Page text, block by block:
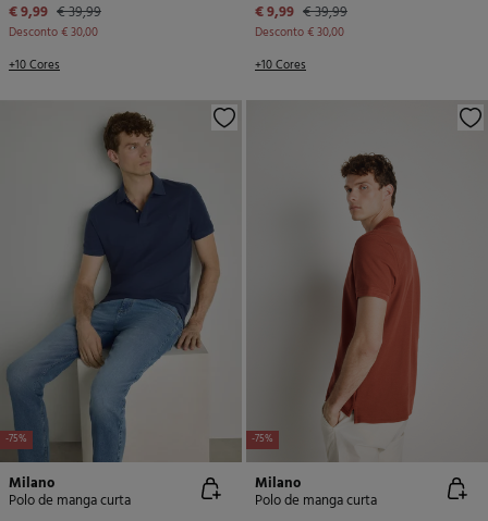
€ 9,99 € 39,99
Desconto€ 30,00
+10 Cores
€ 9,99 € 39,99
Desconto€ 30,00
+10 Cores
-75%
Milano
Polo de manga curta
-75%
Milano
Polo de manga curta